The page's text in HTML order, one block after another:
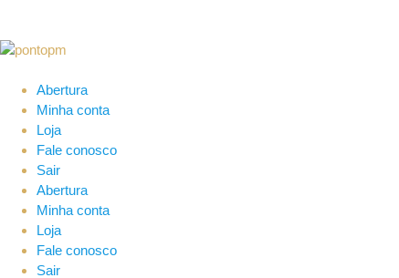
Abertura
Minha conta
Loja
Fale conosco
Sair
Abertura
Minha conta
Loja
Fale conosco
Sair